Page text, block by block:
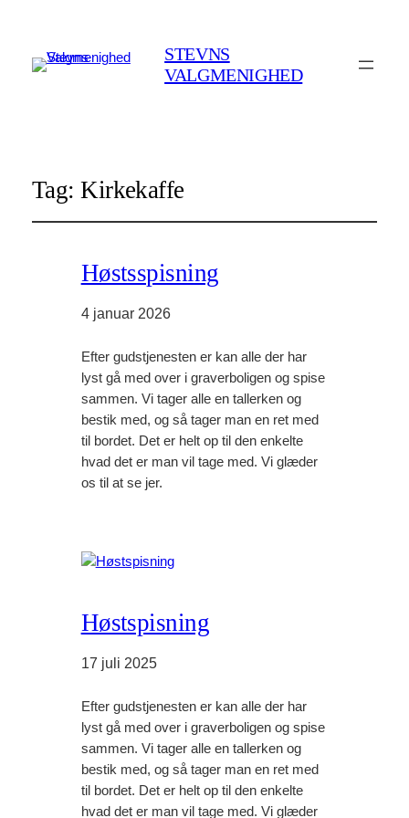
STEVNS
VALGMENIGHED
Tag:Kirkekaffe
Høstsspisning
4 januar 2026
Efter gudstjenesten er kan alle der har
lyst gå med over i graverboligen og spise
sammen. Vi tager alle en tallerken og
bestik med, og så tager man en ret med
til bordet. Det er helt op til den enkelte
hvad det er man vil tage med. Vi glæder
os til at se jer.
Høstspisning
17 juli 2025
Efter gudstjenesten er kan alle der har
lyst gå med over i graverboligen og spise
sammen. Vi tager alle en tallerken og
bestik med, og så tager man en ret med
til bordet. Det er helt op til den enkelte
hvad det er man vil tage med. Vi glæder